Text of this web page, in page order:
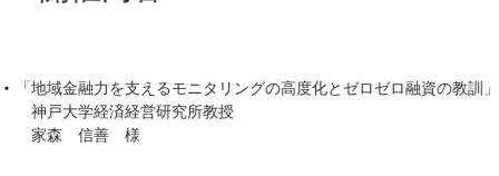
「地域金融力を支えるモニタリングの高度化とゼロゼロ融資の教訓」
神戸大学経済経営研究所教授
家森 信善 様